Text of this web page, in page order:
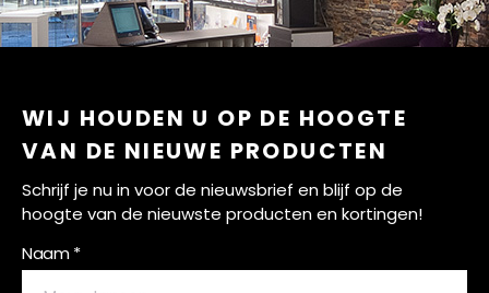
WIJ HOUDEN U OP DE HOOGTE
VAN DE NIEUWE PRODUCTEN
Schrijf je nu in voor de nieuwsbrief en blijf op de
hoogte van de nieuwste producten en kortingen!
Naam *